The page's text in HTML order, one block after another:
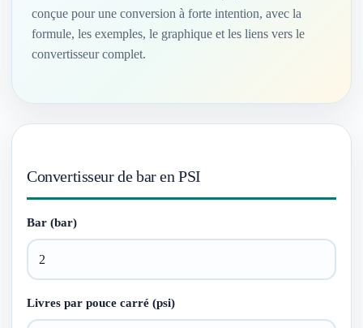
conçue pour une conversion à forte intention, avec la
formule, les exemples, le graphique et les liens vers le
convertisseur complet.
Convertisseur de bar en PSI
Bar (bar)
Livres par pouce carré (psi)